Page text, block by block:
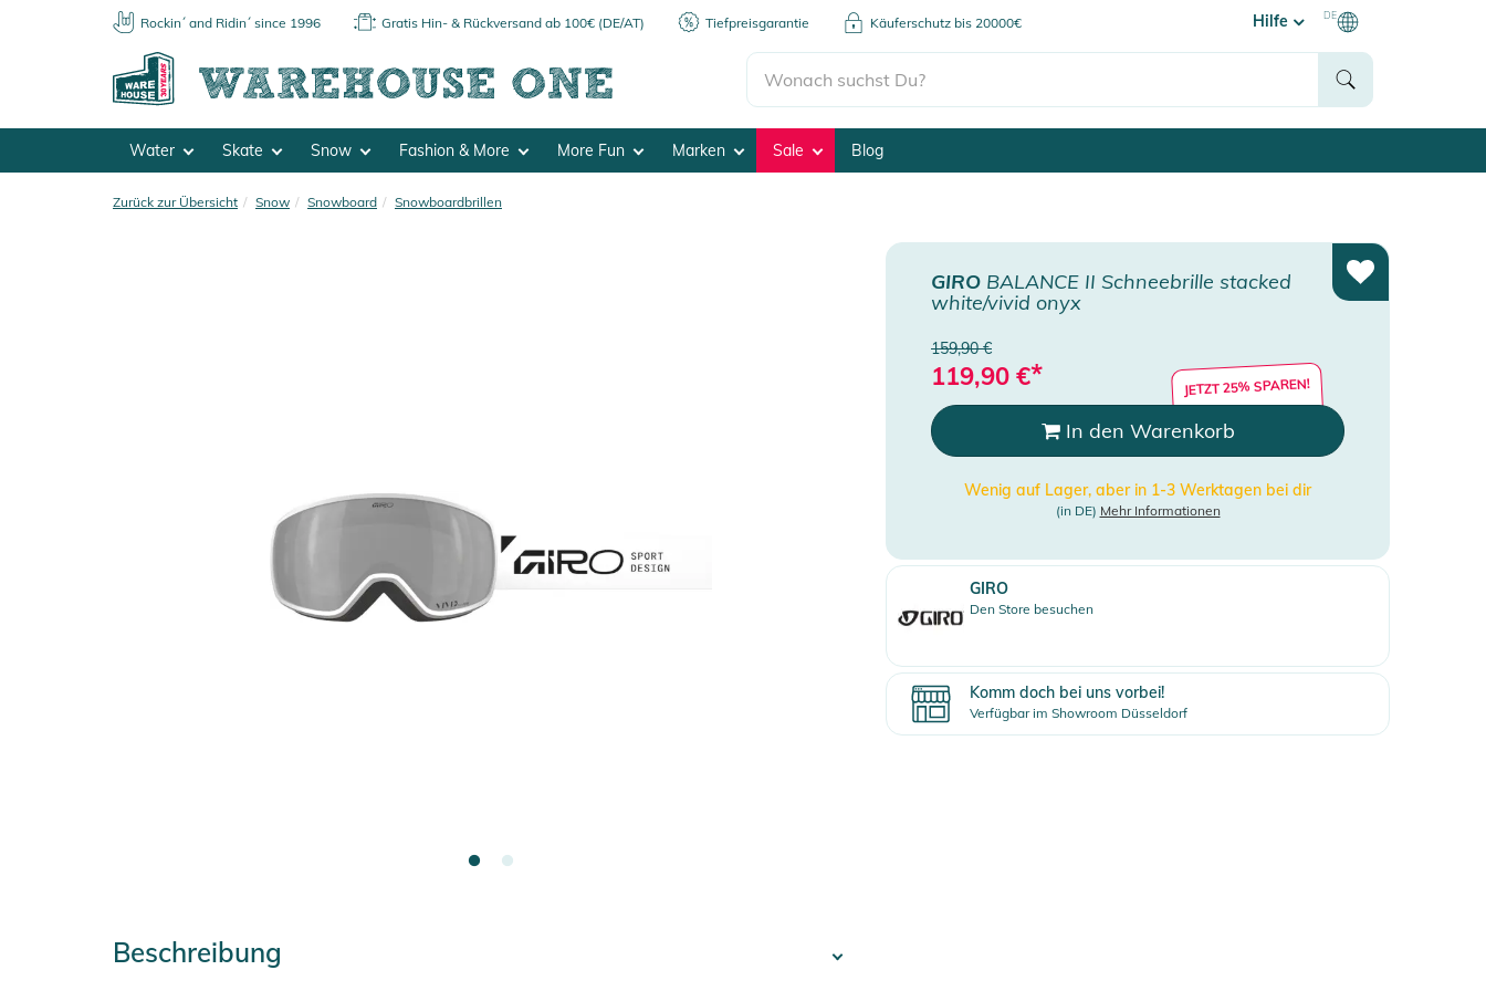
Rockin´ and Ridin´ since 1996 Gratis Hin- & Rückversand ab 100€ (DE/AT) Tiefpreisgarantie Käuferschutz bis 20000€ Hilfe DE
Water Skate Snow Fashion & More More Fun Marken Sale Blog
Zurück zur Übersicht Snow Snowboard Snowboardbrillen
GIRO BALANCE II Schneebrille stacked
white/vivid onyx
159,90 €
119,90 €* JETZT 25% SPAREN!
In den Warenkorb
Wenig auf Lager, aber in 1-3 Werktagen bei dir
(in DE) Mehr Informationen
GIRO
Den Store besuchen
Komm doch bei uns vorbei!
Verfügbar im Showroom Düsseldorf
Beschreibung